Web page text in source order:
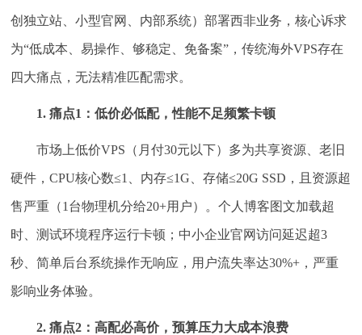
创独立站、小型官网、内部系统）部署西非业务，核心诉求
为“低成本、易操作、够稳定、免备案”，传统海外VPS存在
四大痛点，无法精准匹配需求。
1. 痛点1：低价必低配，性能不足频繁卡顿
市场上低价VPS（月付30元以下）多为共享资源、老旧
硬件，CPU核心数≤1、内存≤1G、存储≤20G SSD，且资源超
售严重（1台物理机分给20+用户）。个人博客图文加载超
时、测试环境程序运行卡顿；中小企业官网访问延迟超3
秒、简单后台系统操作无响应，用户流失率达30%+，严重
影响业务体验。
2. 痛点2：高配必高价，预算压力大成本浪费